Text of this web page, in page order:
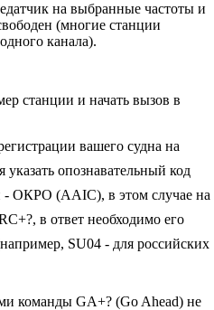
на выбранные частоты и
(многие станции
канала).
станции и начать вызов в
вашего судна на
указать опознавательный код
- ОКРО (AAIC), в этом случае на
в ответ необходимо его
SU04 - для российских
команды GA+? (Go Ahead) не